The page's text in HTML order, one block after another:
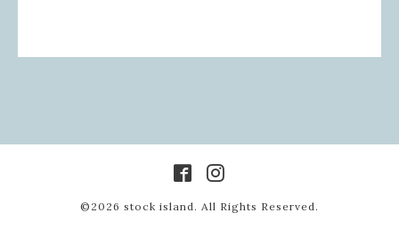
©2026 stock island . All Rights Reserved.